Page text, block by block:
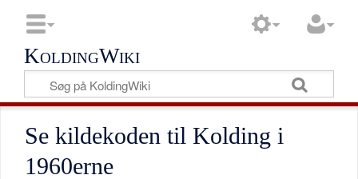
KoldingWiki
Se kildekoden til Kolding i
1960erne